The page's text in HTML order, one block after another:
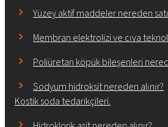
Yüzey aktif maddeler nereden
Membran elektrolizi ve cıva
Poliüretan köpük bileşenleri
Sodyum hidroksit nereden alınır?
Kostik soda tedarikçileri.